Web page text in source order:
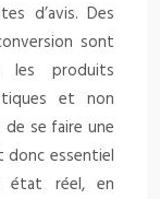
d’avis. Des
sont
les produits
et non
se faire une
donc essentiel
état réel, en